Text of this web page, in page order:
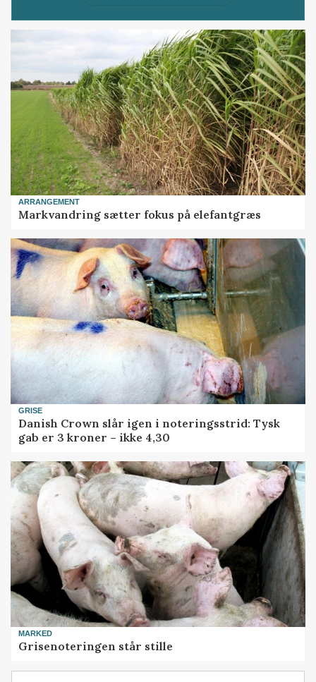
ARRANGEMENT
Markvandring sætter fokus på elefantgræs
GRISE
Danish Crown slår igen i noteringsstrid: Tysk
gab er 3 kroner – ikke 4,30
MARKED
Grisenoteringen står stille